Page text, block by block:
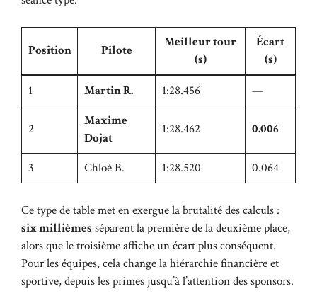
Position Pilote
Meilleur tour
(s)
Écart
(s)
1
Martin R. 1:28.456 —
2
Maxime
Dojat
1:28.462 0.006
3 Chloé B. 1:28.520 0.064
Ce type de table met en exergue la brutalité des calculs :
six millièmes séparent la première de la deuxième place,
alors que le troisième affiche un écart plus conséquent.
Pour les équipes, cela change la hiérarchie financière et
sportive, depuis les primes jusqu’à l’attention des sponsors.